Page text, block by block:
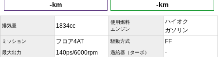
-km -km
排気量 1834cc
使用燃料
エンジン
ハイオク
ガソリン
ミッション フロア4AT 駆動方式 FF
最大出力 140ps/6000rpm 過給器（ターボ） -